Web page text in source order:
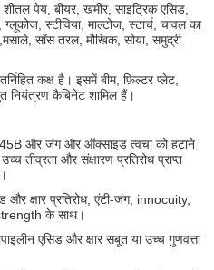
पेय, बीयर, खमीर, साइट्रिक एसिड,
स्टीविया, माल्टोज, स्टार्च, चावल का
सॉस तरल, मौखिक, सोया, समुद्री
कक्ष है। इसमें बीम, फ़िल्टर प्लेट,
नियंत्रण कैबिनेट शामिल हैं।
और जंग और ऑक्साइड त्वचा को हटाने
तीव्रता और संक्षारण प्रतिरोध प्राप्त
और क्षार प्रतिरोध, एंटी-जंग, innocuity,
के साथ।
एसिड और क्षार सबूत या उच्च गुणवत्ता